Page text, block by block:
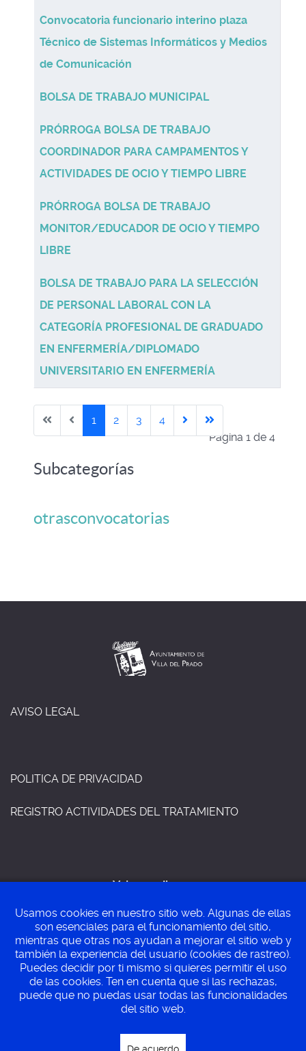
Convocatoria funcionario interino plaza
Técnico de Sistemas Informáticos y Medios
de Comunicación
BOLSA DE TRABAJO MUNICIPAL
PRÓRROGA BOLSA DE TRABAJO
COORDINADOR PARA CAMPAMENTOS Y
ACTIVIDADES DE OCIO Y TIEMPO LIBRE
PRÓRROGA BOLSA DE TRABAJO
MONITOR/EDUCADOR DE OCIO Y TIEMPO
LIBRE
BOLSA DE TRABAJO PARA LA SELECCIÓN
DE PERSONAL LABORAL CON LA
CATEGORÍA PROFESIONAL DE GRADUADO
EN ENFERMERÍA/DIPLOMADO
UNIVERSITARIO EN ENFERMERÍA
Página 1 de 4
1 2 3 4
Subcategorías
otrasconvocatorias
AVISO LEGAL
POLITICA DE PRIVACIDAD
REGISTRO ACTIVIDADES DEL TRATAMIENTO
Volver arriba
©Ayuntamiento de Villa del prado 2015 - 2026
Perfil del contratante SEDE ELECTRONICA
PLENOS MUNICIPALES
Usamos cookies en nuestro sitio web. Algunas de ellas
son esenciales para el funcionamiento del sitio,
mientras que otras nos ayudan a mejorar el sitio web y
también la experiencia del usuario (cookies de rastreo).
Puedes decidir por ti mismo si quieres permitir el uso
de las cookies. Ten en cuenta que si las rechazas,
puede que no puedas usar todas las funcionalidades
del sitio web.